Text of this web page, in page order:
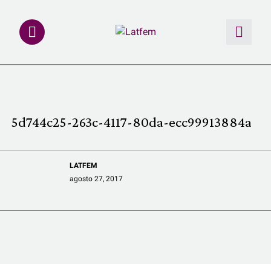
REDACCIÓN ABIERTA
LATFEMLAB.
5d744c25-263c-4117-80da-ecc99913884a
LATFEM
agosto 27, 2017